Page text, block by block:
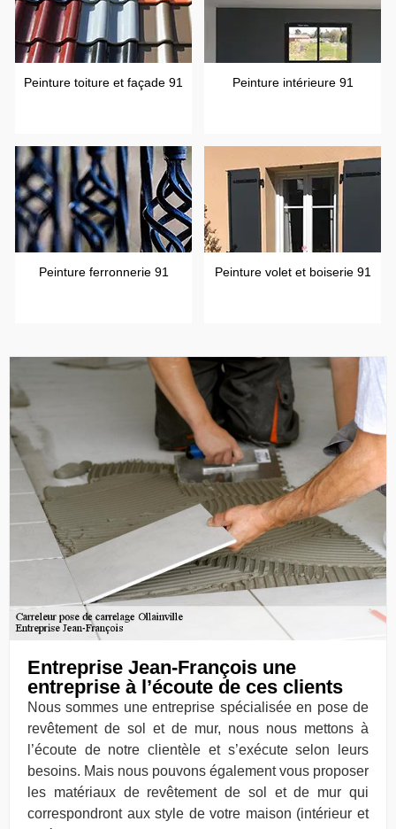
Peinture toiture et façade 91 Peinture intérieure 91
Peinture ferronnerie 91 Peinture volet et boiserie 91
Entreprise Jean-François une
entreprise à l’écoute de ces clients
Nous sommes une entreprise spécialisée en pose de
revêtement de sol et de mur, nous nous mettons à
l’écoute de notre clientèle et s’exécute selon leurs
besoins. Mais nous pouvons également vous proposer
les matériaux de revêtement de sol et de mur qui
correspondront aux style de votre maison (intérieur et